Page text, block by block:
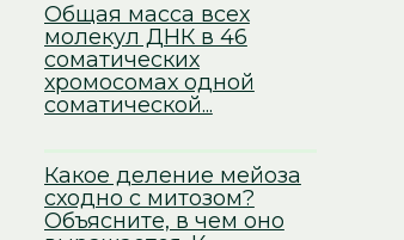
Общая масса всех
молекул ДНК в 46
соматических
хромосомах одной
соматической...
Какое деление мейоза
сходно с митозом?
Объясните, в чем оно